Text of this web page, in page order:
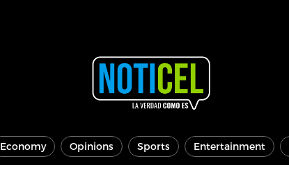
Economy Opinions Sports Entertainment